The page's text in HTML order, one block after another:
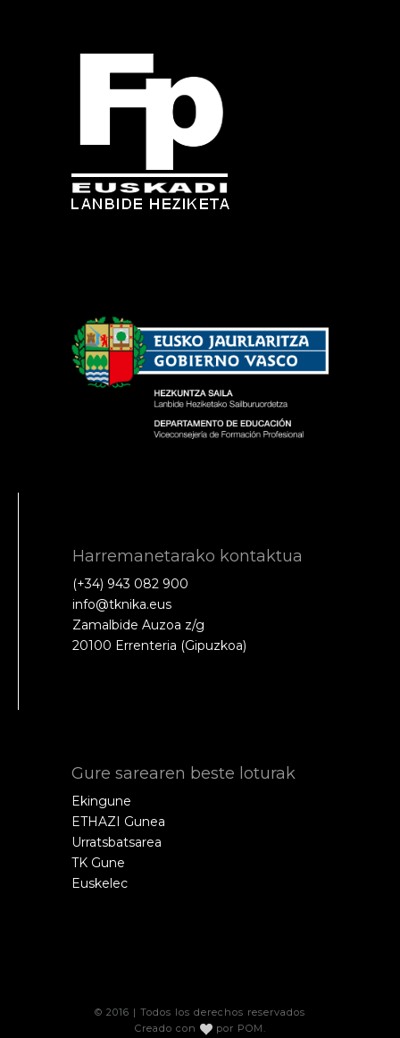
Harremanetarako kontaktua
(+34) 943 082 900
info@tknika.eus
Zamalbide Auzoa z/g
20100 Errenteria (Gipuzkoa)
Gure sarearen beste loturak
Ekingune
ETHAZI Gunea
Urratsbatsarea
TK Gune
Euskelec
© 2016 | Todos los derechos reservados
Creado con
por POM .